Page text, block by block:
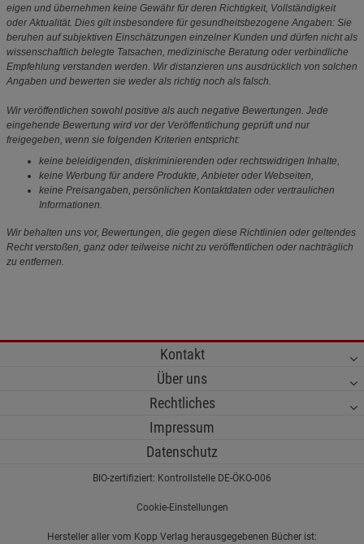
eigen und übernehmen keine Gewähr für deren Richtigkeit, Vollständigkeit
oder Aktualität. Dies gilt insbesondere für gesundheitsbezogene Angaben: Sie
beruhen auf subjektiven Einschätzungen einzelner Kunden und dürfen nicht als
wissenschaftlich belegte Tatsachen, medizinische Beratung oder verbindliche
Empfehlung verstanden werden. Wir distanzieren uns ausdrücklich von solchen
Angaben und bewerten sie weder als richtig noch als falsch.
Wir veröffentlichen sowohl positive als auch negative Bewertungen. Jede
eingehende Bewertung wird vor der Veröffentlichung geprüft und nur
freigegeben, wenn sie folgenden Kriterien entspricht:
keine beleidigenden, diskriminierenden oder rechtswidrigen Inhalte,
keine Werbung für andere Produkte, Anbieter oder Webseiten,
keine Preisangaben, persönlichen Kontaktdaten oder vertraulichen
Informationen.
Wir behalten uns vor, Bewertungen, die gegen diese Richtlinien oder geltendes
Recht verstoßen, ganz oder teilweise nicht zu veröffentlichen oder nachträglich
zu entfernen.
Kontakt
Über uns
Rechtliches
Impressum
Datenschutz
BIO-zertifiziert: Kontrollstelle DE-ÖKO-006
Cookie-Einstellungen
Hersteller aller vom Kopp Verlag herausgegebenen Bücher ist: